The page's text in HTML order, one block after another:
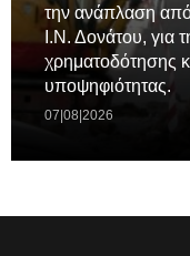
την ανάπλαση
Ι.Ν. Δονάτου, για
χρηματοδότησης
υποψηφιότητας.
07|08|2026